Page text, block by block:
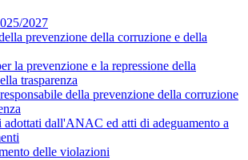
2027
prevenzione della corruzione e della
la prevenzione e la repressione della
trasparenza
della prevenzione della corruzione
adottati dall'ANAC ed atti di adeguamento a
delle violazioni